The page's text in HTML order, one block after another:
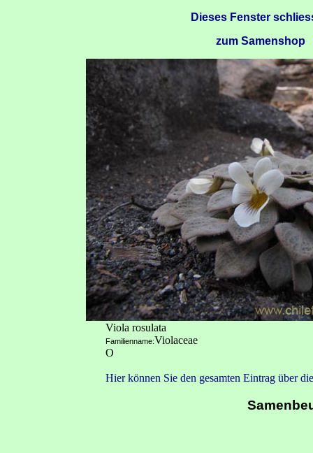
Dieses Fenster
zum Samenshop
Viola rosulata
Familienname:Violaceae
O
Hier können Sie den gesamten Eintrag über